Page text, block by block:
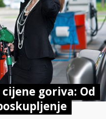
goriva: Od